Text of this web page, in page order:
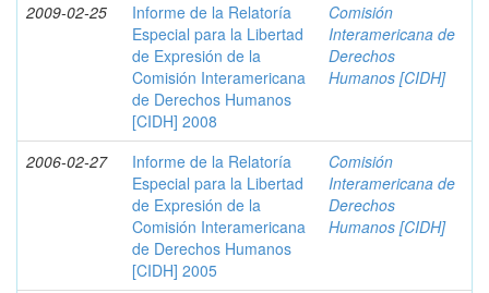
2009-02-25
Informe de la Relatoría
Especial para la Libertad
de Expresión de la
Comisión Interamericana
de Derechos Humanos
[CIDH] 2008
Comisión
Interamericana de
Derechos
Humanos [CIDH]
2006-02-27
Informe de la Relatoría
Especial para la Libertad
de Expresión de la
Comisión Interamericana
de Derechos Humanos
[CIDH] 2005
Comisión
Interamericana de
Derechos
Humanos [CIDH]